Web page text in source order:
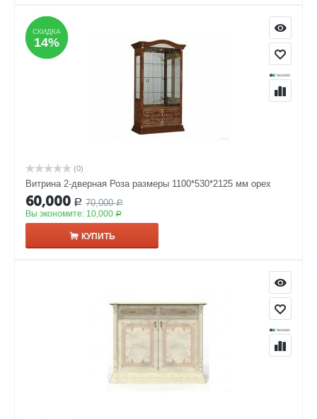
СКИДКА
14%
СКИДКА
14%
(0)
Витрина 2-дверная Роза размеры 1100*530*2125 мм орех
60,000 Р 70,000 Р
Вы экономите: 10,000 Р
КУПИТЬ